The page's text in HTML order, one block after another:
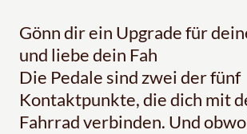
Gönn dir ein Upgrade für
und liebe dein Fah
Die Pedale sind zwei der fünf
Kontaktpunkte, die dich mit
Fahrrad verbinden. Und